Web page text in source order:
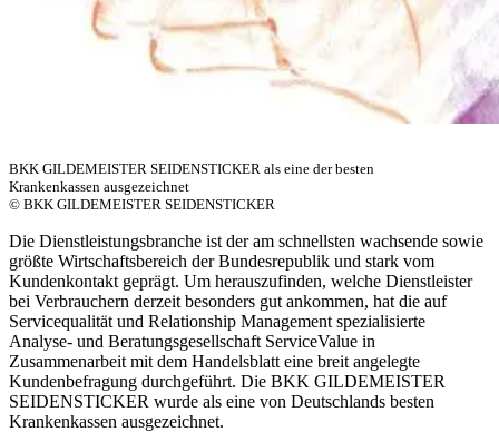
BKK GILDEMEISTER SEIDENSTICKER als eine der besten
Krankenkassen ausgezeichnet
© BKK GILDEMEISTER SEIDENSTICKER
Die Dienstleistungsbranche ist der am schnellsten wachsende sowie
größte Wirtschaftsbereich der Bundesrepublik und stark vom
Kundenkontakt geprägt. Um herauszufinden, welche Dienstleister
bei Verbrauchern derzeit besonders gut ankommen, hat die auf
Servicequalität und Relationship Management spezialisierte
Analyse- und Beratungsgesellschaft ServiceValue in
Zusammenarbeit mit dem Handelsblatt eine breit angelegte
Kundenbefragung durchgeführt. Die BKK GILDEMEISTER
SEIDENSTICKER wurde als eine von Deutschlands besten
Krankenkassen ausgezeichnet.